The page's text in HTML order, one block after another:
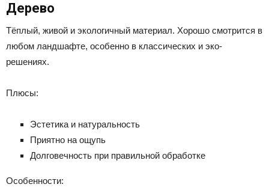
Дерево
Тёплый, живой и экологичный материал. Хорошо смотрится в
любом ландшафте, особенно в классических и эко-
решениях.
Плюсы:
Эстетика и натуральность
Приятно на ощупь
Долговечность при правильной обработке
Особенности: